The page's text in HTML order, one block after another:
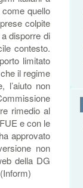
come quello
colpite
disporre di
contesto.
limitato
il regime
l’aiuto non
rimedio al
e con le
approvato
non
della DG